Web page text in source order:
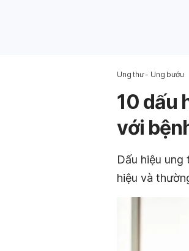
Ung thư - Ung bướu
10 dấu
với
Dấu hiệu
hiệu và